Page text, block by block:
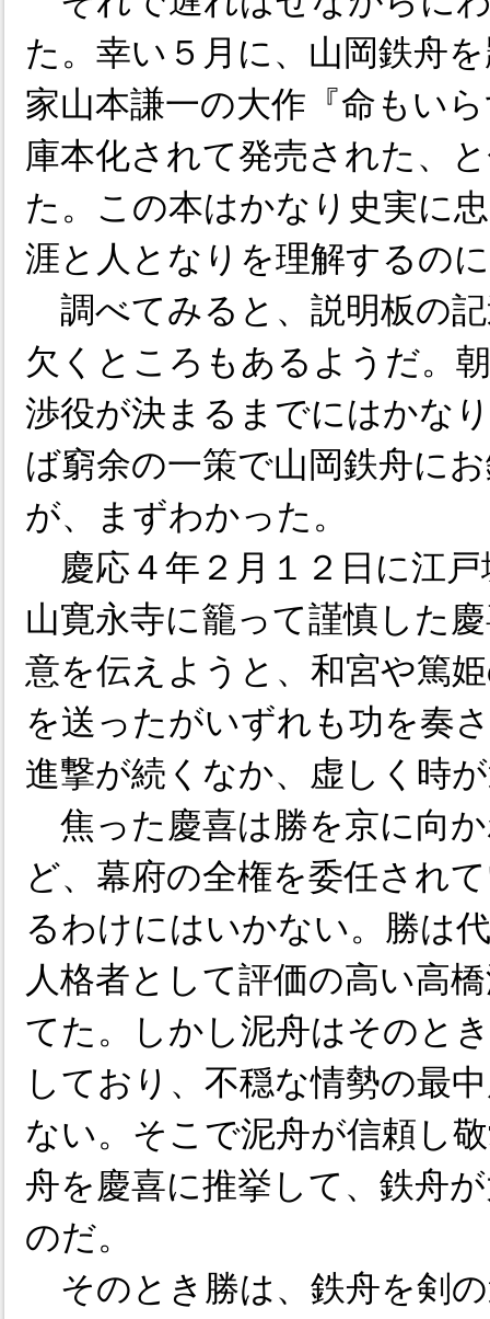
た。幸い５月に、山岡鉄舟
家山本謙一の大作『命もい
庫本化されて発売された、
た。この本はかなり史実に
涯と人となりを理解するの
調べてみると、説明板の
欠くところもあるようだ。
渉役が決まるまでにはかな
ば窮余の一策で山岡鉄舟に
が、まずわかった。
慶応４年２月１２日に江
山寛永寺に籠って謹慎した
意を伝えようと、和宮や篤
を送ったがいずれも功を奏
進撃が続くなか、虚しく時
焦った慶喜は勝を京に向
ど、幕府の全権を委任され
るわけにはいかない。勝は
人格者として評価の高い高
てた。しかし泥舟はそのと
しており、不穏な情勢の最
ない。そこで泥舟が信頼し
舟を慶喜に推挙して、鉄舟
のだ。
そのとき勝は、鉄舟を剣